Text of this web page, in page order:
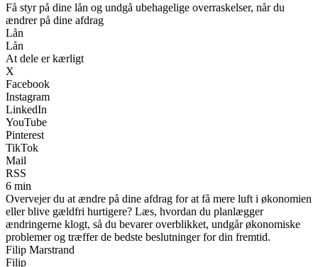
Få styr på dine lån og undgå ubehagelige overraskelser, når du
ændrer på dine afdrag
Lån
Lån
At dele er kærligt
X
Facebook
Instagram
LinkedIn
YouTube
Pinterest
TikTok
Mail
RSS
6 min
Overvejer du at ændre på dine afdrag for at få mere luft i økonomien
eller blive gældfri hurtigere? Læs, hvordan du planlægger
ændringerne klogt, så du bevarer overblikket, undgår økonomiske
problemer og træffer de bedste beslutninger for din fremtid.
Filip Marstrand
Filip